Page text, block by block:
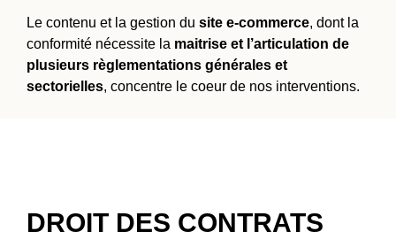
Le contenu et la gestion du site e-commerce, dont la
conformité nécessite la maitrise et l’articulation de
plusieurs règlementations générales et
sectorielles, concentre le coeur de nos interventions.
DROIT DES CONTRATS